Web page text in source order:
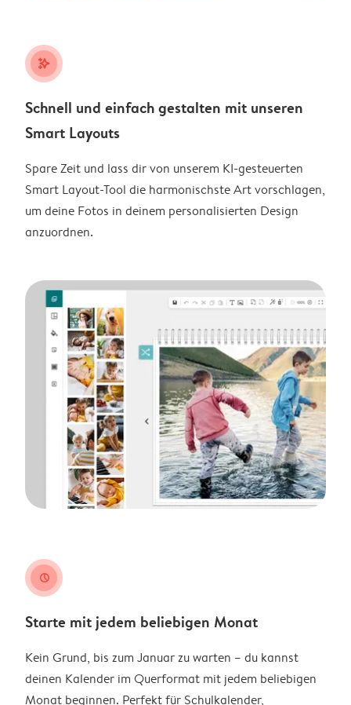
stars_plus
Schnell und einfach gestalten mit unseren
Smart Layouts
Spare Zeit und lass dir von unserem KI-gesteuerten
Smart Layout-Tool die harmonischste Art vorschlagen,
um deine Fotos in deinem personalisierten Design
anzuordnen.
clock
Starte mit jedem beliebigen Monat
Kein Grund, bis zum Januar zu warten – du kannst
deinen Kalender im Querformat mit jedem beliebigen
Monat beginnen. Perfekt für Schulkalender,